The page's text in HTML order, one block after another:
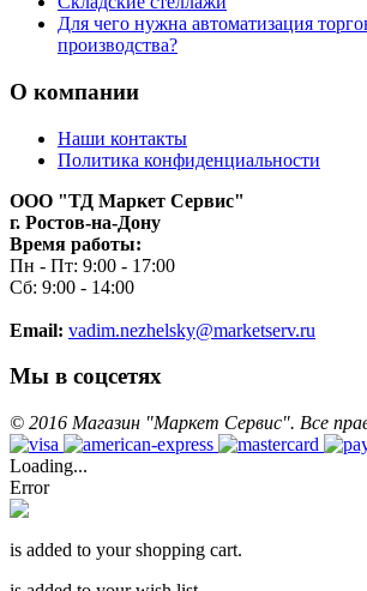
Для чего нужна автоматизация
производства?
О компании
Наши контакты
Политика конфиденциальности
ООО "ТД Маркет Сервис"
г. Ростов-на-Дону
Время работы:
Пн - Пт: 9:00 - 17:00
Сб: 9:00 - 14:00
Email: vadim.nezhelsky@marketserv.ru
Мы в соцсетях
© 2016 Магазин "Маркет Сервис". Все
Loading...
Error
is added to your shopping cart.